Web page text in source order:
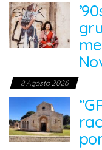
8 Agosto 2026